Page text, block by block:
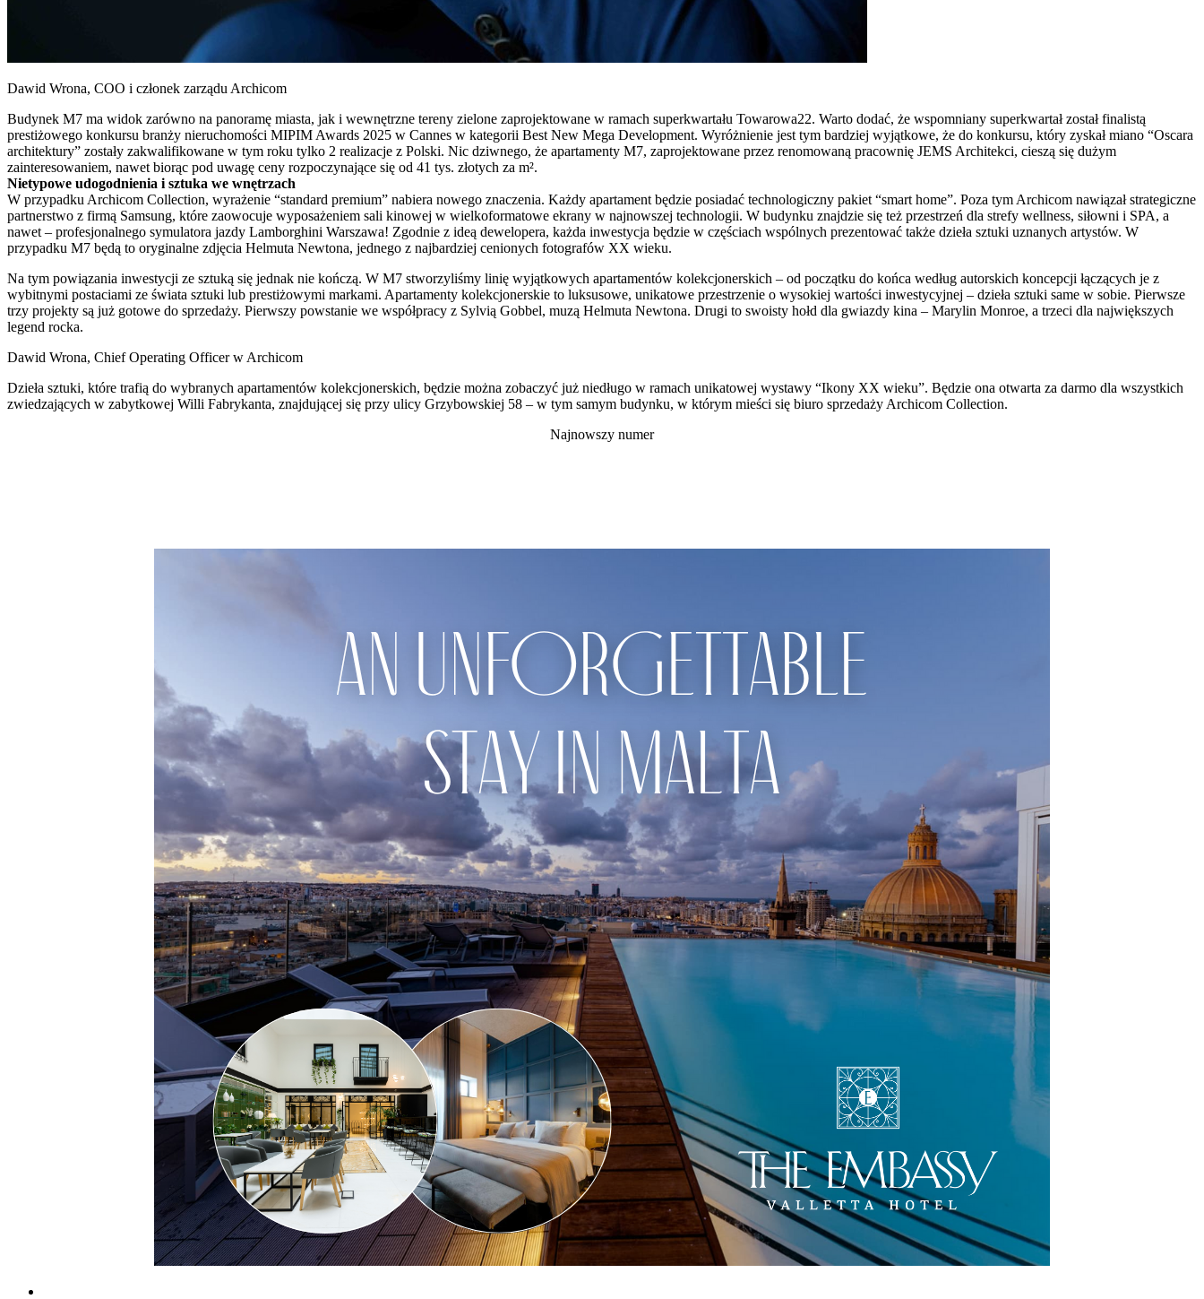
Dawid Wrona, COO i członek zarządu Archicom
Budynek M7 ma widok zarówno na panoramę miasta, jak i wewnętrzne tereny zielone zaprojektowane w ramach superkwartału Towarowa22. Warto dodać, że wspomniany superkwartał został finalistą
prestiżowego konkursu branży nieruchomości MIPIM Awards 2025 w Cannes w kategorii Best New Mega Development. Wyróżnienie jest tym bardziej wyjątkowe, że do konkursu, który zyskał miano “Oscara
architektury” zostały zakwalifikowane w tym roku tylko 2 realizacje z Polski. Nic dziwnego, że apartamenty M7, zaprojektowane przez renomowaną pracownię JEMS Architekci, cieszą się dużym
zainteresowaniem, nawet biorąc pod uwagę ceny rozpoczynające się od 41 tys. złotych za m².
Nietypowe udogodnienia i sztuka we wnętrzach
W przypadku Archicom Collection, wyrażenie “standard premium” nabiera nowego znaczenia. Każdy apartament będzie posiadać technologiczny pakiet “smart home”. Poza tym Archicom nawiązał strategiczne
partnerstwo z firmą Samsung, które zaowocuje wyposażeniem sali kinowej w wielkoformatowe ekrany w najnowszej technologii. W budynku znajdzie się też przestrzeń dla strefy wellness, siłowni i SPA, a
nawet – profesjonalnego symulatora jazdy Lamborghini Warszawa! Zgodnie z ideą dewelopera, każda inwestycja będzie w częściach wspólnych prezentować także dzieła sztuki uznanych artystów. W
przypadku M7 będą to oryginalne zdjęcia Helmuta Newtona, jednego z najbardziej cenionych fotografów XX wieku.
Na tym powiązania inwestycji ze sztuką się jednak nie kończą. W M7 stworzyliśmy linię wyjątkowych apartamentów kolekcjonerskich – od początku do końca według autorskich koncepcji łączących je z
wybitnymi postaciami ze świata sztuki lub prestiżowymi markami. Apartamenty kolekcjonerskie to luksusowe, unikatowe przestrzenie o wysokiej wartości inwestycyjnej – dzieła sztuki same w sobie. Pierwsze
trzy projekty są już gotowe do sprzedaży. Pierwszy powstanie we współpracy z Sylvią Gobbel, muzą Helmuta Newtona. Drugi to swoisty hołd dla gwiazdy kina – Marylin Monroe, a trzeci dla największych
legend rocka.
Dawid Wrona, Chief Operating Officer w Archicom
Dzieła sztuki, które trafią do wybranych apartamentów kolekcjonerskich, będzie można zobaczyć już niedługo w ramach unikatowej wystawy “Ikony XX wieku”. Będzie ona otwarta za darmo dla wszystkich
zwiedzających w zabytkowej Willi Fabrykanta, znajdującej się przy ulicy Grzybowskiej 58 – w tym samym budynku, w którym mieści się biuro sprzedaży Archicom Collection.
Najnowszy numer